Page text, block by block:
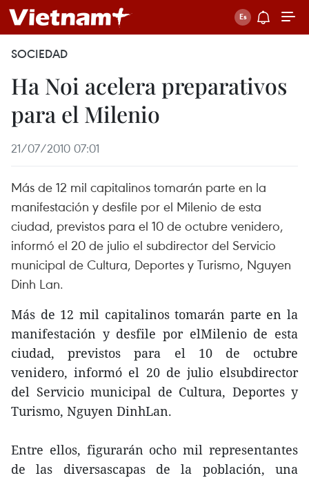
SOCIEDAD
Ha Noi acelera preparativos
para el Milenio
21/07/2010 07:01
Más de 12 mil capitalinos tomarán parte en la
manifestación y desfile por el Milenio de esta
ciudad, previstos para el 10 de octubre venidero,
informó el 20 de julio el subdirector del Servicio
municipal de Cultura, Deportes y Turismo, Nguyen
Dinh Lan.
Más de 12 mil capitalinos tomarán parte en la
manifestación y desfile por elMilenio de esta
ciudad, previstos para el 10 de octubre
venidero, informó el 20 de julio elsubdirector
del Servicio municipal de Cultura, Deportes y
Turismo, Nguyen DinhLan.
Entre ellos, figurarán ocho mil representantes
de las diversascapas de la población, una